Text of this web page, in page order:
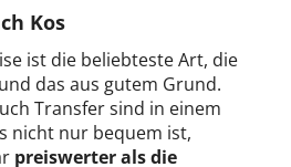
Kos
ist die beliebteste Art, die
das aus gutem Grund.
Transfer sind in einem
nicht nur bequem ist,
preiswerter als die